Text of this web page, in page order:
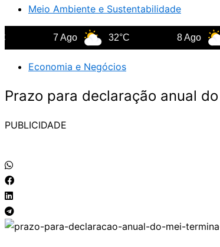
Meio Ambiente e Sustentabilidade
32°C
Economia e Negócios
Prazo para declaração anual
PUBLICIDADE